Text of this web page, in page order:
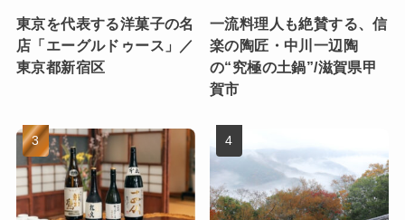
東京を代表する洋菓子の名
店「エーグルドゥース」／
東京都新宿区
一流料理人も絶賛する、信
楽の陶匠・中川一辺陶
の“究極の土鍋”/滋賀県甲
賀市